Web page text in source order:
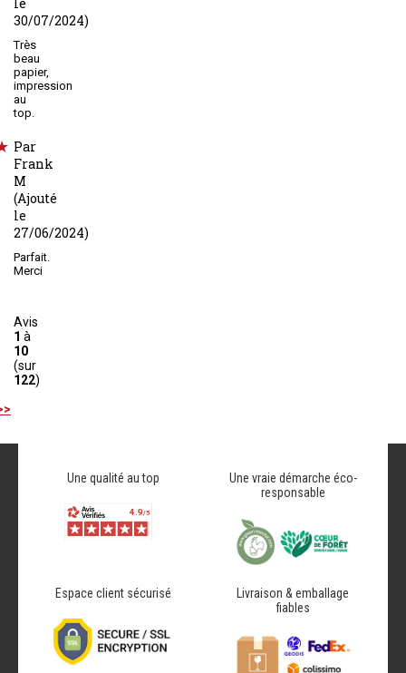
30/07/2024)
Très
beau
papier,
impression
au
top.
Par
Frank
M
(Ajouté
le
27/06/2024)
Parfait.
Merci
Avis
1 à
10
(sur
122)
Une qualité au top
Une vraie démarche éco-
responsable
Espace client sécurisé
Livraison & emballage
fiables